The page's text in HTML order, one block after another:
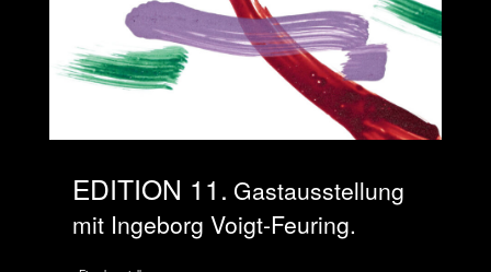
EDITION 11 Gastausstellung
mit Ingeborg Voigt-Feuring.